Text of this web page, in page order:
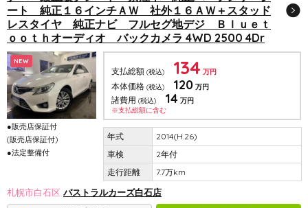
ート 純正１６インチＡＷ 社外１６ＡＷ＋スタッド
レスタイヤ 純正ナビ フルセグ地デジ Ｂｌｕｅｔ
ｏｏｔｈオーディオ バックカメラ 4WD 2500 4Dr
NEW
●販売店保証付
(販売店保証付)
●法定整備付
支払総額 (税込) 134 万円
本体価格 (税込) 120 万円
諸費用 (税込) 14 万円
※支払総額に含む
2014(H.26)
2年付
7.7万km
札幌市白石区 パストラルカーズ白石店